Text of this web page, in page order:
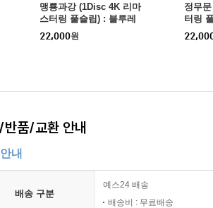
맹룡과강 (1Disc 4K 리마
스터링 풀슬립) : 블루레
이
22,000원
정무
터링
반품/교환 안내
내
배송 구분
예스24 배송
배송비 : 무료배송